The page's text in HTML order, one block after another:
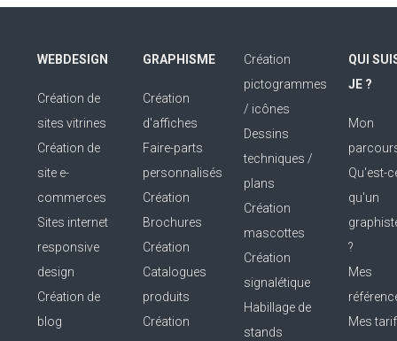
WEBDESIGN
Création de
sites vitrines
Création de
site e-
commerces
Sites internet
responsive
design
Création de
blog
GRAPHISME
Création
d'affiches
Faire-parts
personnalisés
Création
Brochures
Création
Catalogues
produits
Création
Création
pictogrammes
/ icônes
Dessins
techniques /
plans
Création
mascottes
Création
signalétique
Habillage de
stands
QUI
JE ?
Mon
Qu'est-
qu'un
?
Mes
Mes